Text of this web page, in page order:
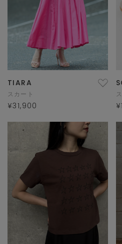
TIARA
スカート
¥31,900